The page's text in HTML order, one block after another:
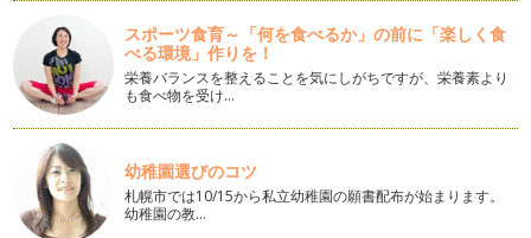
美ママ親子のみなさま、こんにちは♪ 今回の記事はタ…
美ママ親子の春のセレモニーで輝こう！(写真編)
美ママの皆さま、こんにちは♪春。新入園・新入学を迎えるお
子さま、ご家族の皆さま、おめでとう…
タッチケアで美ママ親子☆さっそくはじめてみよう!!
1.)ゆったりとリラックスできる場所と時間を選びましょう。
・裸になるときには、部…
スポーツ食育～「何を食べるか」の前に「楽しく食
べる環境」作りを！
栄養バランスを整えることを気にしがちですが、栄養素より
も食べ物を受け…
幼稚園選びのコツ
札幌市では10/15から私立幼稚園の願書配布が始まります。
幼稚園の教…